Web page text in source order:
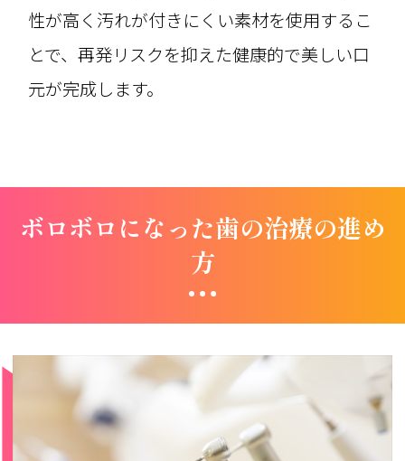
性が高く汚れが付きにくい素材を使用するこ
とで、再発リスクを抑えた健康的で美しい口
元が完成します。
ボロボロになった歯の治療の進め
方